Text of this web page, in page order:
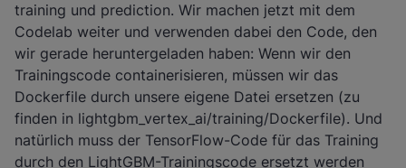
training und prediction. Wir machen jetzt mit dem
Codelab weiter und verwenden dabei den Code, den
wir gerade heruntergeladen haben: Wenn wir den
Trainingscode containerisieren, müssen wir das
Dockerfile durch unsere eigene Datei ersetzen (zu
finden in lightgbm_vertex_ai/training/Dockerfile). Und
natürlich muss der TensorFlow-Code für das Training
durch den LightGBM-Trainingscode ersetzt werden